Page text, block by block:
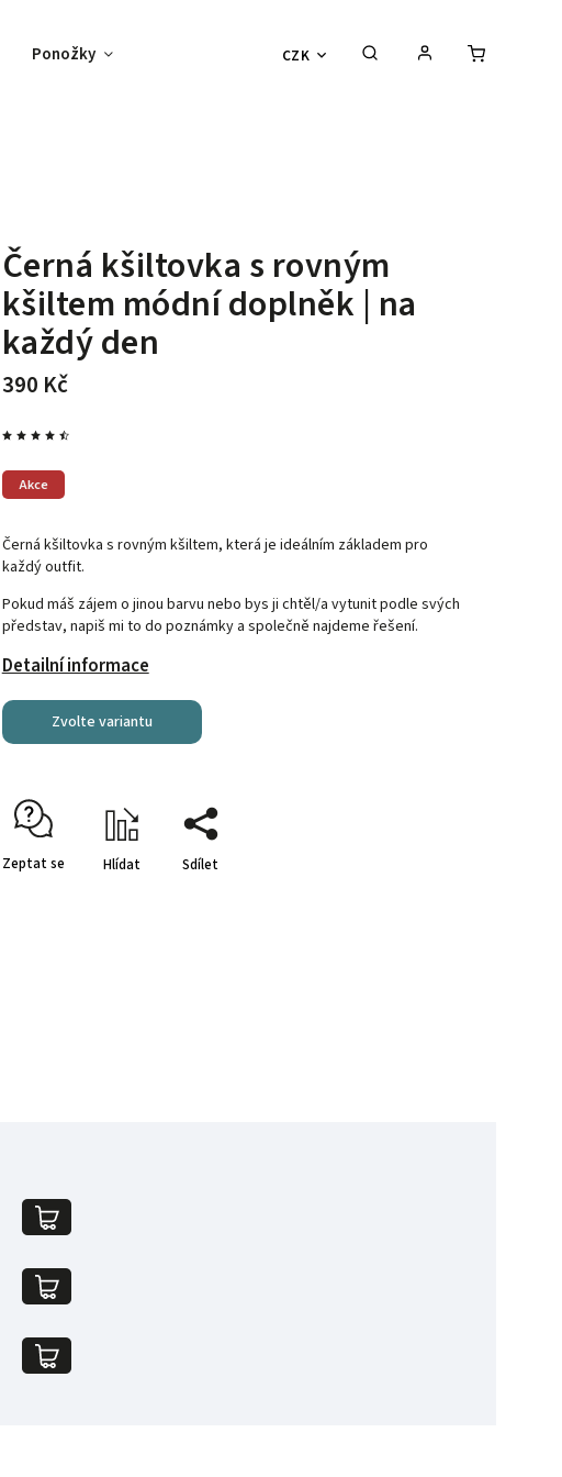
CZK
Ponožky Vouchery Sexy outlet
Černá kšiltovka s rovným
kšiltem módní doplněk | na
každý den
390 Kč
Akce
Černá kšiltovka s rovným kšiltem, která je ideálním základem pro
každý outfit.
Pokud máš zájem o jinou barvu nebo bys ji chtěl/a vytunit podle svých
představ, napiš mi to do poznámky a společně najdeme řešení.
Detailní informace
Zvolte variantu
Zeptat se Hlídat Sdílet